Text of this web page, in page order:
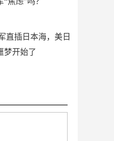
直插日本海，美日
梦开始了